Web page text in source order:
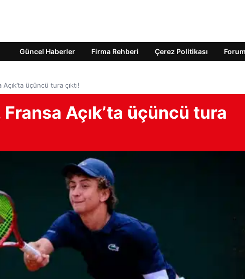
Güncel Haberler Firma Rehberi Çerez Politikası Forum
üçüncü tura çıktı!
Fransa Açık’ta üçüncü tura